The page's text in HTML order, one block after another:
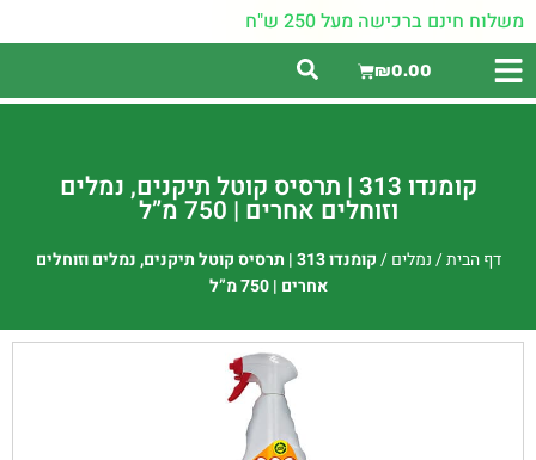
משלוח חינם ברכישה מעל 250 ש"ח
₪0.00
קומנדו 313 | תרסיס קוטל תיקנים, נמלים
וזוחלים אחרים | 750 מ”ל
דף הבית/נמלים/
קומנדו 313 | תרסיס קוטל תיקנים, נמלים וזוחלים
אחרים | 750 מ”ל